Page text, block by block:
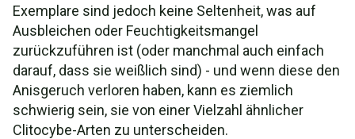
Exemplare sind jedoch keine Seltenheit, was auf
Ausbleichen oder Feuchtigkeitsmangel
zurückzuführen ist (oder manchmal auch einfach
darauf, dass sie weißlich sind) - und wenn diese den
Anisgeruch verloren haben, kann es ziemlich
schwierig sein, sie von einer Vielzahl ähnlicher
Clitocybe-Arten zu unterscheiden.